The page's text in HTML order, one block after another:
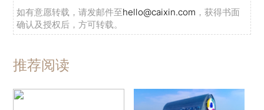
如有意愿转载，请发邮件至hello@caixin.com ，获得书面
确认及授权后，方可转载。
推荐阅读